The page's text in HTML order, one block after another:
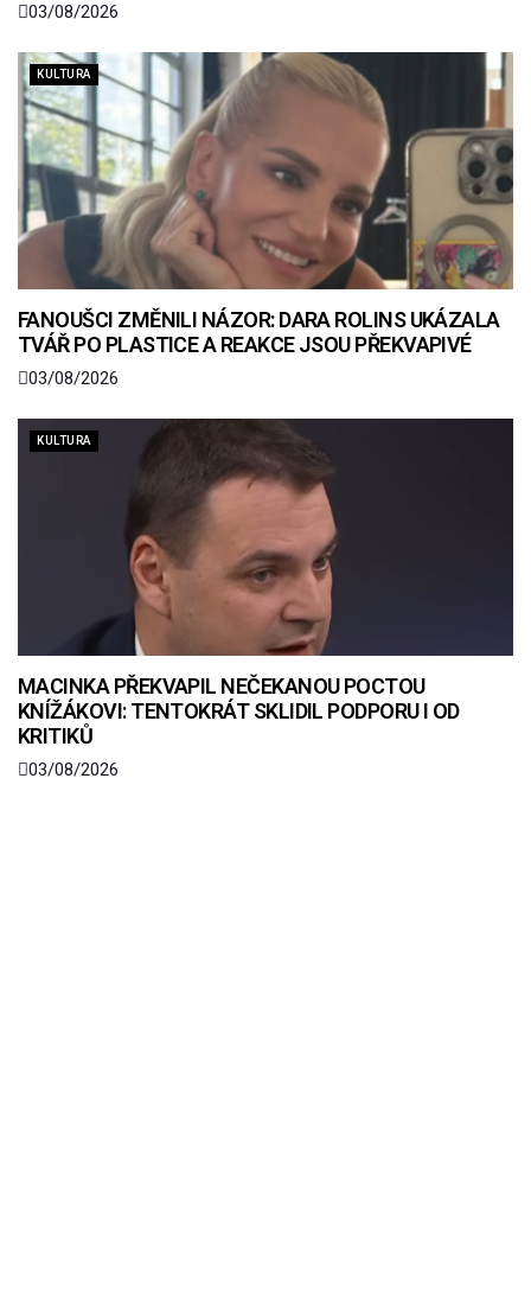
03/08/2026
KULTURA
FANOUŠCI ZMĚNILI NÁZOR: DARA ROLINS UKÁZALA
TVÁŘ PO PLASTICE A REAKCE JSOU PŘEKVAPIVÉ
03/08/2026
KULTURA
MACINKA PŘEKVAPIL NEČEKANOU POCTOU
KNÍŽÁKOVI: TENTOKRÁT SKLIDIL PODPORU I OD
KRITIKŮ
03/08/2026